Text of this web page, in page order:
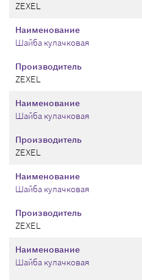
ZEXEL
Производитель
ZEXEL
Наименование
Шайба кулачковая
Производитель
ZEXEL
Наименование
Шайба кулачковая
Производитель
ZEXEL
Наименование
Шайба кулачковая
Наименование
Шайба кулачковая